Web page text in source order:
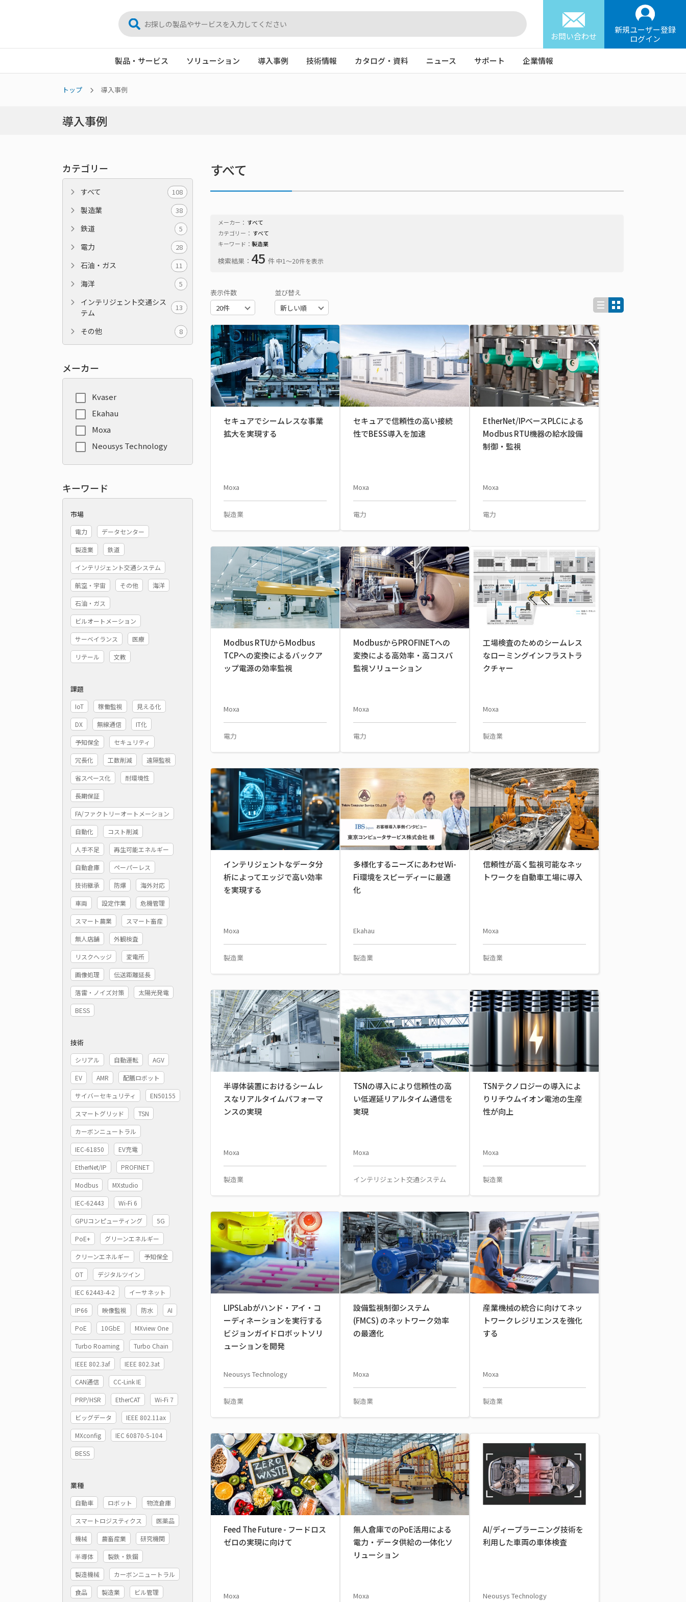
お問い合わせ
新規ユーザー登録
ログイン
製品・サービス ソリューション 導入事例 技術情報 カタログ・資料 ニュース サポート 企業情報
トップ 導入事例
導入事例
すべて
メーカー： すべて
カテゴリー： すべて
キーワード： 製造業
検索結果： 45 件 中1〜20件を表示
表示件数 並び替え
セキュアでシームレスな事業
拡大を実現する
Moxa
製造業
セキュアで信頼性の高い接続
性でBESS導入を加速
Moxa
電力
EtherNet/IPベースPLCによる
Modbus RTU機器の給水設備
制御・監視
Moxa
電力
Modbus RTUからModbus
TCPへの変換によるバックア
ップ電源の効率監視
Moxa
電力
ModbusからPROFINETへの
変換による高効率・高コスパ
監視ソリューション
Moxa
電力
工場検査のためのシームレス
なローミングインフラストラ
クチャー
Moxa
製造業
インテリジェントなデータ分
析によってエッジで高い効率
を実現する
Moxa
製造業
多様化するニーズにあわせWi-
Fi環境をスピーディーに最適
化
Ekahau
製造業
信頼性が高く監視可能なネッ
トワークを自動車工場に導入
Moxa
製造業
半導体装置におけるシームレ
スなリアルタイムパフォーマ
ンスの実現
Moxa
製造業
TSNの導入により信頼性の高
い低遅延リアルタイム通信を
実現
Moxa
インテリジェント交通システム
TSNテクノロジーの導入によ
りリチウムイオン電池の生産
性が向上
Moxa
製造業
LIPSLabがハンド・アイ・コ
ーディネーションを実行する
ビジョンガイドロボットソリ
ューションを開発
Neousys Technology
製造業
設備監視制御システム
(FMCS) のネットワーク効率
の最適化
Moxa
製造業
産業機械の統合に向けてネッ
トワークレジリエンスを強化
する
Moxa
製造業
Feed The Future - フードロス
ゼロの実現に向けて
Moxa
無人倉庫でのPoE活用による
電力・データ供給の一体化ソ
リューション
Moxa
AI/ディープラーニング技術を
利用した車両の車体検査
Neousys Technology
カテゴリー
すべて 108
製造業 38
鉄道 5
電力 28
石油・ガス 11
海洋 5
インテリジェント交通シス
テム
13
その他 8
メーカー
Kvaser
Ekahau
Moxa
Neousys Technology
キーワード
市場
電力 データセンター
製造業 鉄道
インテリジェント交通システム
航空・宇宙 その他 海洋
石油・ガス
ビルオートメーション
サーベイランス 医療
リテール 文教
課題
IoT 稼働監視 見える化
DX 無線通信 IT化
予知保全 セキュリティ
冗長化 工数削減 遠隔監視
省スペース化 耐環境性
長期保証
FA/ファクトリーオートメーション
自動化 コスト削減
人手不足 再生可能エネルギー
自動倉庫 ペーパーレス
技術継承 防爆 海外対応
車両 設定作業 危機管理
スマート農業 スマート畜産
無人店舗 外観検査
リスクヘッジ 変電所
画像処理 伝送距離延長
落雷・ノイズ対策 太陽光発電
BESS
技術
シリアル 自動運転 AGV
EV AMR 配膳ロボット
サイバーセキュリティ EN50155
スマートグリッド TSN
カーボンニュートラル
IEC-61850 EV充電
EtherNet/IP PROFINET
Modbus MXstudio
IEC-62443 Wi-Fi 6
GPUコンピューティング 5G
PoE+ グリーンエネルギー
クリーンエネルギー 予知保全
OT デジタルツイン
IEC 62443-4-2 イーサネット
IP66 映像監視 防水 AI
PoE 10GbE MXview One
Turbo Roaming Turbo Chain
IEEE 802.3af IEEE 802.3at
CAN通信 CC-Link IE
PRP/HSR EtherCAT Wi-Fi 7
ビッグデータ IEEE 802.11ax
MXconfig IEC 60870-5-104
BESS
業種
自動車 ロボット 物流倉庫
スマートロジスティクス 医薬品
機械 農畜産業 研究機関
半導体 製鉄・鉄鋼
製造機械 カーボンニュートラル
食品 製造業 ビル管理